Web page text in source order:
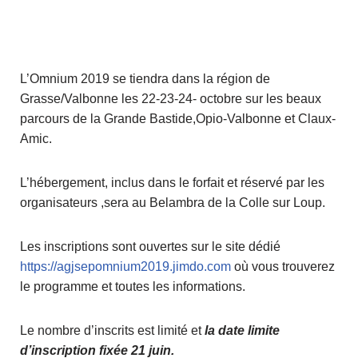
L’Omnium 2019 se tiendra dans la région de
Grasse/Valbonne les 22-23-24- octobre sur les beaux
parcours de la Grande Bastide,Opio-Valbonne et Claux-
Amic.
L’hébergement, inclus dans le forfait et réservé par les
organisateurs ,sera au Belambra de la Colle sur Loup.
Les inscriptions sont ouvertes sur le site dédié
https://agjsepomnium2019.jimdo.com où vous trouverez
le programme et toutes les informations.
Le nombre d’inscrits est limité etla date limite
d’inscription fixée 21 juin.